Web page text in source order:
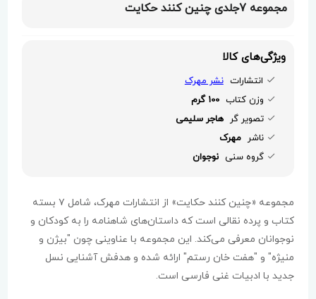
مجموعه 7جلدی چنین کنند حکایت
ویژگی‌های کالا
انتشارات نشر مهرک
وزن کتاب 100 گرم
تصویر گر هاجر سلیمی
ناشر مهرک
گروه سنی نوجوان
مجموعه «چنین کنند حکایت» از انتشارات مهرک، شامل ۷ بسته
کتاب و پرده نقالی است که داستان‌های شاهنامه را به کودکان و
نوجوانان معرفی می‌کند. این مجموعه با عناوینی چون "بیژن و
منیژه" و "هفت خان رستم" ارائه شده و هدفش آشنایی نسل
جدید با ادبیات غنی فارسی است.